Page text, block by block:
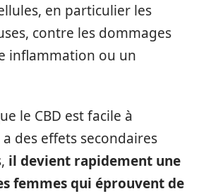
en particulier les
contre les dommages
inflammation ou un
le CBD est facile à
des effets secondaires
il devient rapidement une
femmes qui éprouvent de